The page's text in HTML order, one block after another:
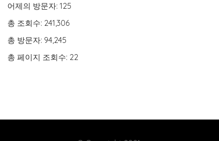
어제의 방문자: 125
총 조회수: 241,306
총 방문자: 94,245
총 페이지 조회수: 22